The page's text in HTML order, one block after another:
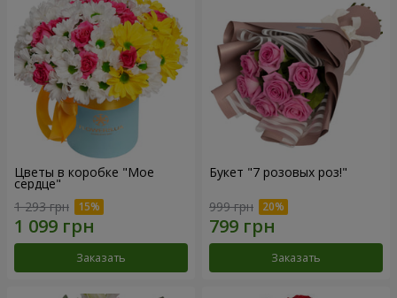
Цветы в коробке "Мое
сердце"
1 293 грн
Заказать
Букет "7 розовых роз!"
999 грн
Заказать